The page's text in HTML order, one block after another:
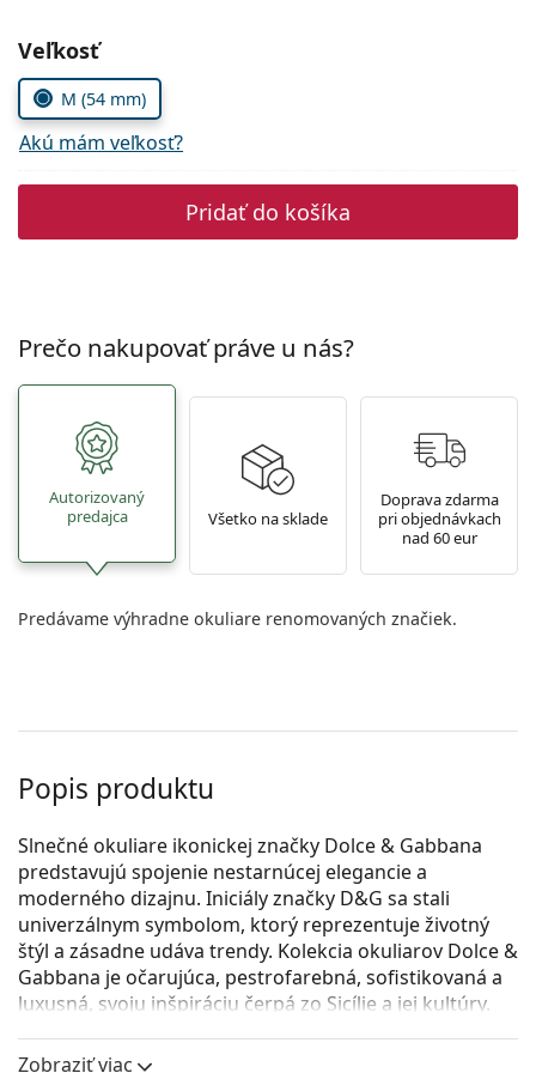
Prada
Všetky značky
Zvoľte parametre
Veľkosť
M (54 mm)
Akú mám veľkosť?
Pridať do košíka
Prečo nakupovať práve u nás?
Autorizovaný
predajca
Všetko na sklade
Doprava zdarma
pri objednávkach
nad 60 eur
Predávame výhradne okuliare renomovaných značiek.
Popis produktu
Slnečné okuliare ikonickej značky Dolce & Gabbana
predstavujú spojenie nestarnúcej elegancie a
moderného dizajnu. Iniciály značky D&G sa stali
univerzálnym symbolom, ktorý reprezentuje životný
štýl a zásadne udáva trendy. Kolekcia okuliarov Dolce &
Gabbana je očarujúca, pestrofarebná, sofistikovaná a
luxusná, svoju inšpiráciu čerpá zo Sicílie a jej kultúry.
Kolekcia okuliarov Dolce & Gabbana je očarujúca,
Zobraziť viac